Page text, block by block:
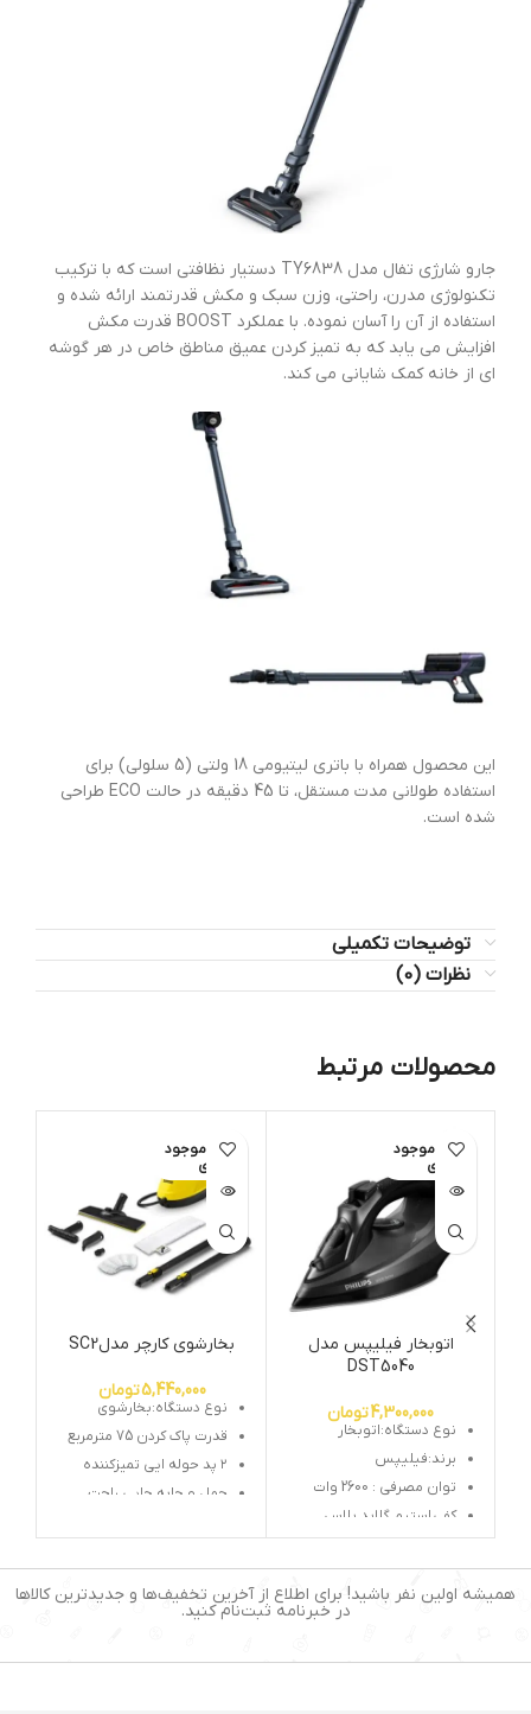
جارو شارژی تفال مدل TY6838 دستیار نظافتی است که با ترکیب
تکنولوژی مدرن، راحتی، وزن سبک و مکش قدرتمند ارائه شده و
استفاده از آن را آسان نموده. با عملکرد BOOST قدرت مکش
افزایش می یابد که به تمیز کردن عمیق مناطق خاص در هر گوشه
ای از خانه کمک شایانی می کند.
این محصول همراه با باتری لیتیومی 18 ولتی (5 سلولی) برای
استفاده طولانی مدت مستقل، تا 45 دقیقه در حالت ECO طراحی
شده است.
توضیحات تکمیلی
نظرات (0)
محصولات مرتبط
اتمام موجود
ی
اتوبخار فیلیپس مدل
DST5040
4,300,000تومان
نوع دستگاه:اتوبخار
برند:فیلیپس
توان مصرفی : 2600 وات
کفیاستیم گلاید پلاس
سیستم قطع کن خودکار
سیستم ضد چکه و رسوب
بخار لحظه ای ، پیوسته ،
اتمام موجود
ی
بخارشوی کارچر مدلSC2
5,440,000تومان
نوع دستگاه:بخارشوی
قدرت پاک کردن 75 مترمربع
۲ پد حوله ایی تمیزکننده
حمل و جابه جایی راحت
قفل کودک دستگاه
طراحی بسیار زیبا
همیشه اولین نفر باشید! برای اطلاع از آخرین تخفیف‌ها و جدیدترین کالاها
در خبرنامه ثبت‌نام کنید.